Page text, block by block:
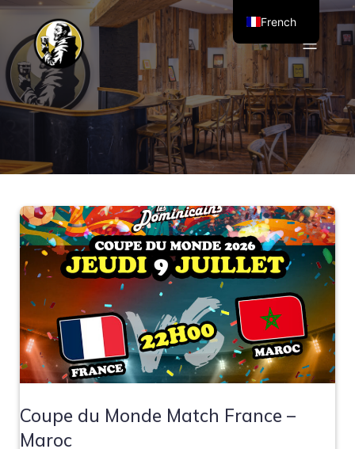
Coupe du Monde Match France –
Maroc
French